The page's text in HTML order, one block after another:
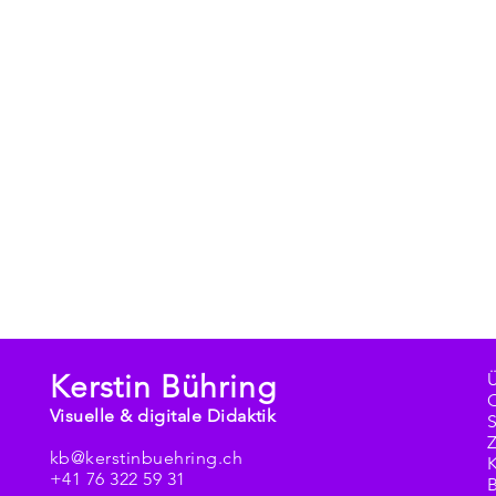
Kerstin Bühring
Visuelle & digitale Didaktik
kb@kerstinbuehring.ch
+41 76 322 59 31